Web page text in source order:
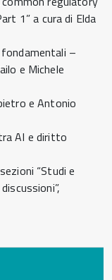
1” a cura di Elda
–
e Michele
e Antonio
AI e diritto
“Studi e